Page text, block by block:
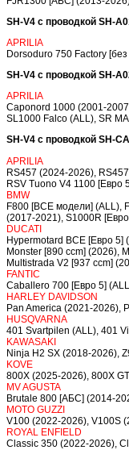
SH-V4 с проводкой SH-
APRILIA
Dorsoduro 750 Factory
SH-V4 с проводкой SH-
APRILIA
Caponord 1000 (2001-
SL1000 Falco (ALL), SR
SH-V4 с проводкой SH-
APRILIA
RS457 (2024-2026),
RSV Tuono V4 1100 [Евро
BMW
F800 [ВСЕ модели] (ALL),
(2017-2021), S1000R
DUCATI
Hypermotard ВСЕ [Евро 5]
Monster [890 ccm] (2026),
Multistrada V2 [937 ccm]
FANTIC
Caballero 700 [Евро 5]
HARLEY DAVIDSON
Pan America (2021-2026),
HUSQVARNA
401 Svartpilen (ALL), 401
KAWASAKI
Ninja H2 SX (2018-2026),
KOVE
800X (2025-2026), 800X
MV AGUSTA
Brutale 800 [АБС] (2014-
MOTO GUZZI
V100 (2022-2026), V100S
ROYAL ENFIELD
Classic 350 (2022-2026),